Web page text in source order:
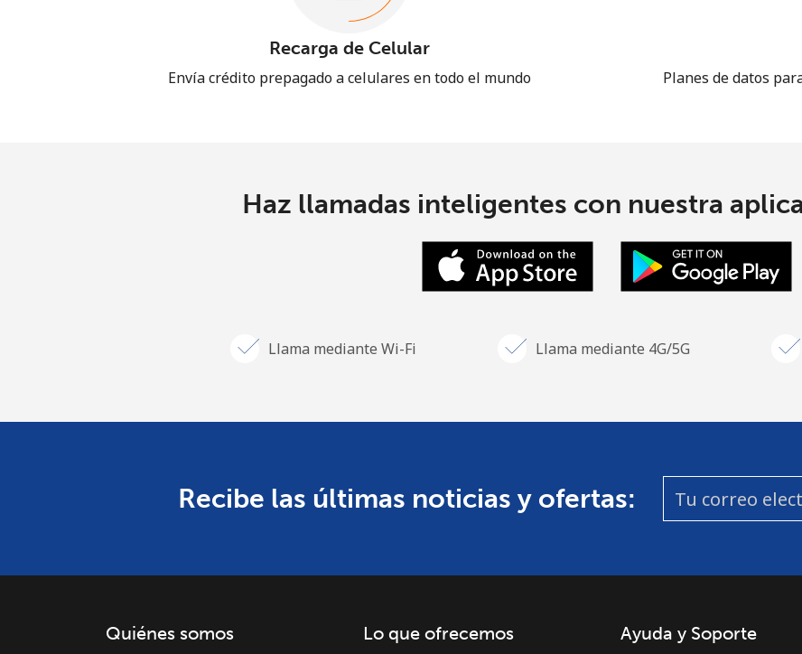
Recarga de Celular
Envía crédito prepagado a celulares en todo el mundo Planes de datos
Haz llamadas inteligentes con nuestra
Llama mediante Wi-Fi Llama mediante 4G/5G
Recibe las últimas noticias y ofertas:
Quiénes somos Lo que ofrecemos Ayuda y Soporte